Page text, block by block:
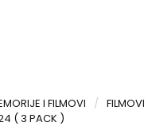
I FILMOVI / FILMOVI
( 3 PACK )